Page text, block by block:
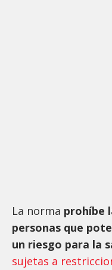
La norma prohíbe
personas que
un riesgo para la
sujetas a